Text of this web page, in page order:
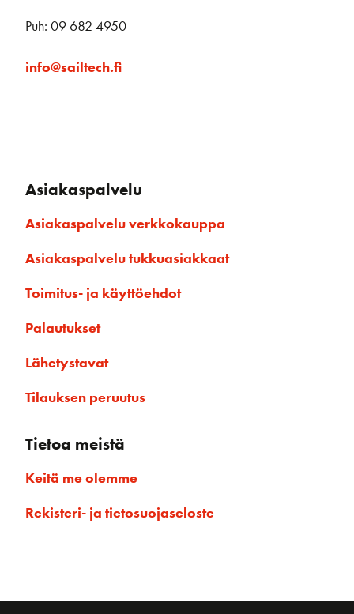
Puh: 09 682 4950
info@sailtech.fi
Asiakaspalvelu
Asiakaspalvelu verkkokauppa
Asiakaspalvelu tukkuasiakkaat
Toimitus- ja käyttöehdot
Palautukset
Lähetystavat
Tilauksen peruutus
Tietoa meistä
Keitä me olemme
Rekisteri- ja tietosuojaseloste